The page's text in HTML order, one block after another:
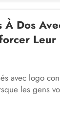
À Dos
avec logo
les gens
un sac à